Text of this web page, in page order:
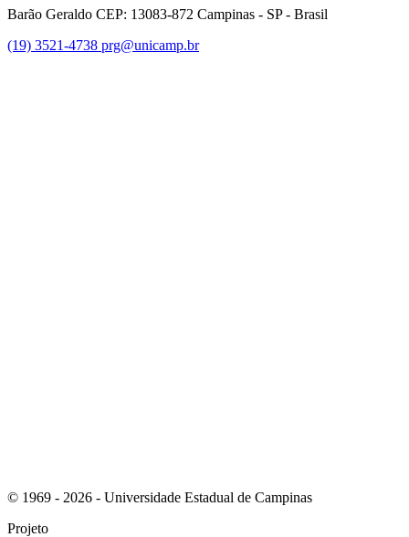
Barão Geraldo CEP: 13083-872 Campinas - SP - Brasil
(19) 3521-4738 prg@unicamp.br
© 1969 - 2026 - Universidade Estadual de Campinas
Projeto